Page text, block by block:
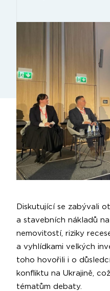
Diskutující se zabývali
a stavebních nákladů
nemovitostí, riziky
a vyhlídkami velkých
toho hovořili i o
konfliktu na Ukrajině,
tématům debaty.